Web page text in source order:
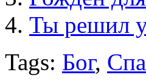
Ты решил
Tags: Бог,